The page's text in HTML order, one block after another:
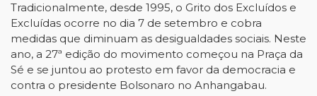
Tradicionalmente, desde 1995, o Grito dos Excluídos e
Excluídas ocorre no dia 7 de setembro e cobra
medidas que diminuam as desigualdades sociais. Neste
ano, a 27ª edição do movimento começou na Praça da
Sé e se juntou ao protesto em favor da democracia e
contra o presidente Bolsonaro no Anhangabau.